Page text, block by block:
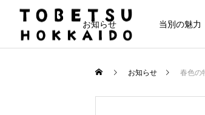
お知らせ 当別の魅力
お知らせ 春色の